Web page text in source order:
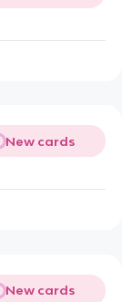
New cards
New cards